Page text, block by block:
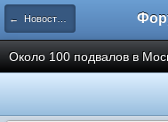
← Новости рынка недвижимости
Около 100 подвалов в